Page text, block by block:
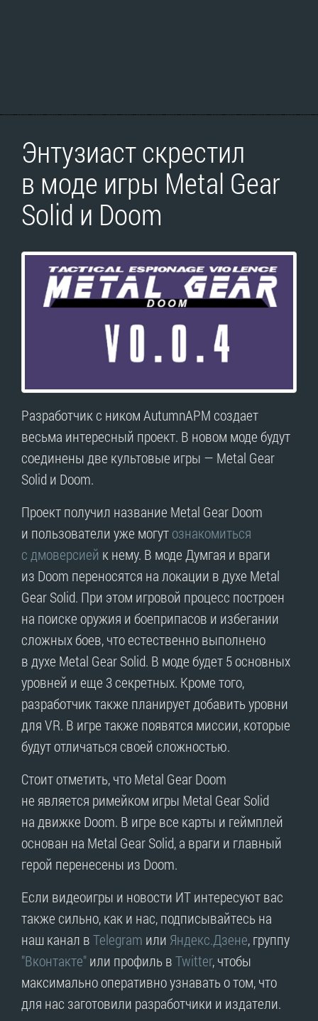
Энтузиаст скрестил
в моде игры Metal Gear
Solid и Doom
Разработчик с ником AutumnAPM создает
весьма интересный проект. В новом моде будут
соединены две культовые игры — Metal Gear
Solid и Doom.
Проект получил название Metal Gear Doom
и пользователи уже могутознакомиться
с дмоверсией к нему. В моде Думгая и враги
из Doom переносятся на локации в духе Metal
Gear Solid. При этом игровой процесс построен
на поиске оружия и боеприпасов и избегании
сложных боев, что естественно выполнено
в духе Metal Gear Solid. В моде будет 5 основных
уровней и еще 3 секретных. Кроме того,
разработчик также планирует добавить уровни
для VR. В игре также появятся миссии, которые
будут отличаться своей сложностью.
Стоит отметить, что Metal Gear Doom
не является римейком игры Metal Gear Solid
на движке Doom. В игре все карты и геймплей
основан на Metal Gear Solid, а враги и главный
герой перенесены из Doom.
Если видеоигры и новости ИТ интересуют вас
также сильно, как и нас, подписывайтесь на
наш канал вTelegram или Яндекс.Дзене, группу
"Вконтакте"или профиль вTwitter, чтобы
максимально оперативно узнавать о том, что
для нас заготовили разработчики и издатели.